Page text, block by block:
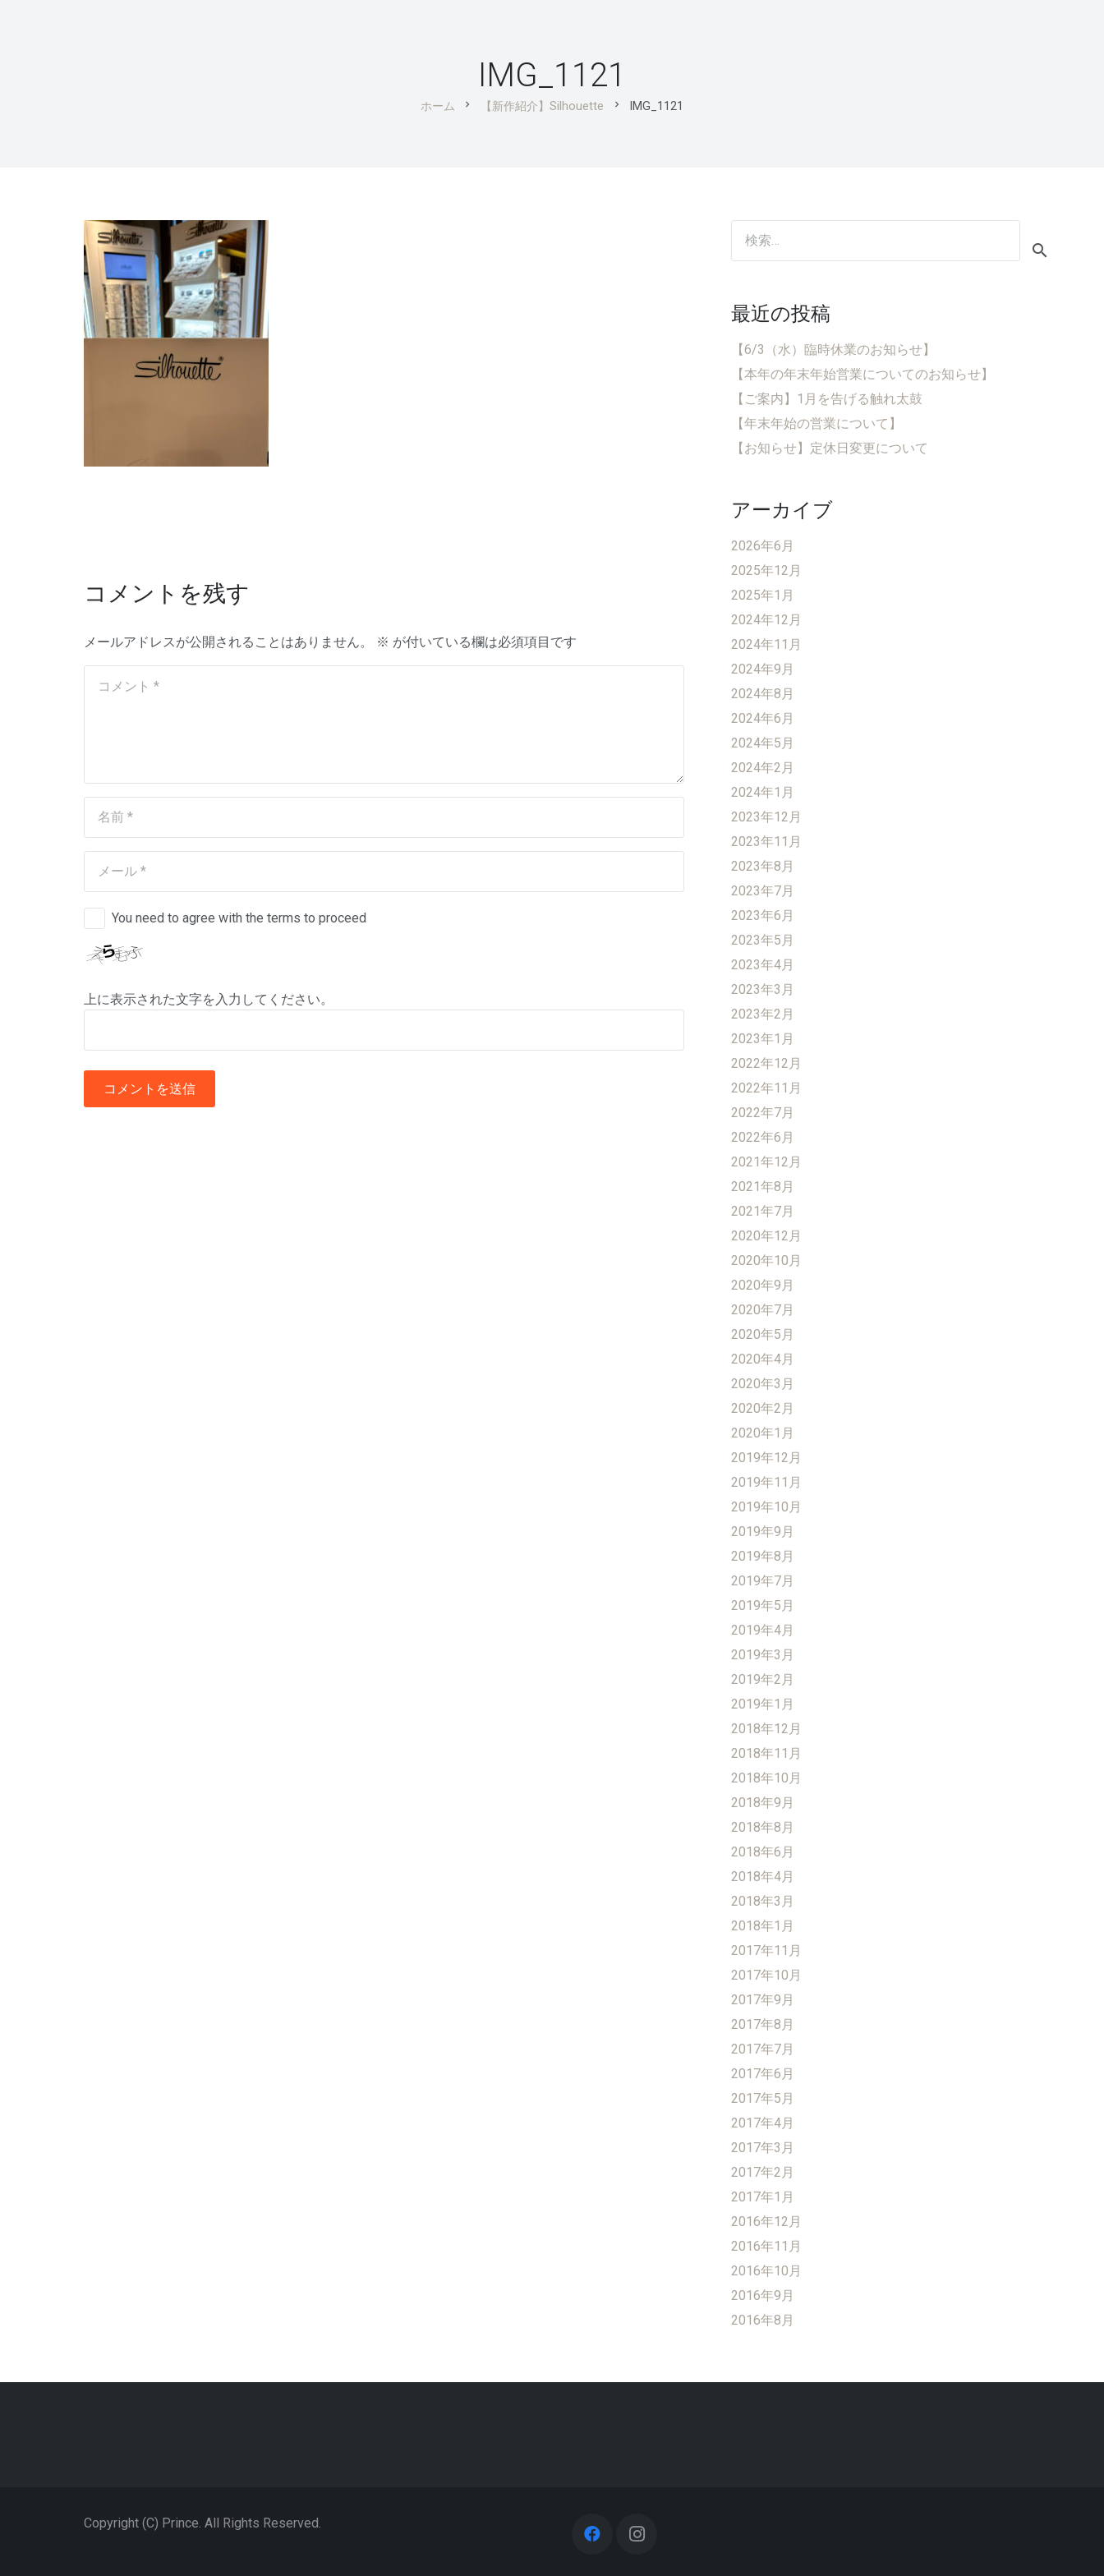
IMG_1121
ホーム chevron_right 【新作紹介】Silhouette chevron_right IMG_1121
コメントを残す
メールアドレスが公開されることはありません。 ※ が付いている欄は必須項目です
You need to agree with the terms to proceed
上に表示された文字を入力してください。
コメントを送信
索:
最近の投稿
【6/3（水）臨時休業のお知らせ】
【本年の年末年始営業についてのお知らせ】
【ご案内】1月を告げる触れ太鼓
【年末年始の営業について】
【お知らせ】定休日変更について
アーカイブ
2026年6月
2025年12月
2025年1月
2024年12月
2024年11月
2024年9月
2024年8月
2024年6月
2024年5月
2024年2月
2024年1月
2023年12月
2023年11月
2023年8月
2023年7月
2023年6月
2023年5月
2023年4月
2023年3月
2023年2月
2023年1月
2022年12月
2022年11月
2022年7月
2022年6月
2021年12月
2021年8月
2021年7月
2020年12月
2020年10月
2020年9月
2020年7月
2020年5月
2020年4月
2020年3月
2020年2月
2020年1月
2019年12月
2019年11月
2019年10月
2019年9月
2019年8月
2019年7月
2019年5月
2019年4月
2019年3月
2019年2月
2019年1月
2018年12月
2018年11月
2018年10月
2018年9月
2018年8月
2018年6月
2018年4月
2018年3月
2018年1月
2017年11月
2017年10月
2017年9月
2017年8月
2017年7月
2017年6月
2017年5月
2017年4月
2017年3月
2017年2月
2017年1月
2016年12月
2016年11月
2016年10月
2016年9月
2016年8月
Copyright (C) Prince. All Rights Reserved.